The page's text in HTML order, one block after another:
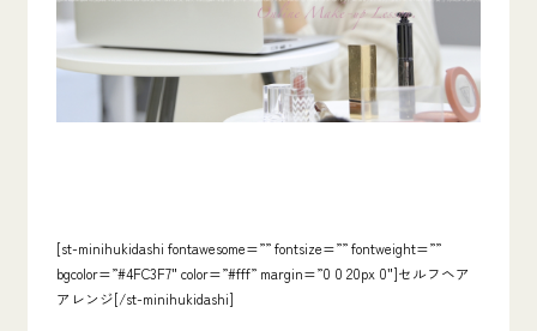
[st-minihukidashi fontawesome=”” fontsize=”” fontweight=””
bgcolor=”#4FC3F7″ color=”#fff” margin=”0 0 20px 0″]セルフヘア
アレンジ[/st-minihukidashi]